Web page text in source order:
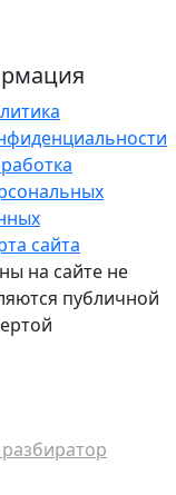
сайта
на сайте не
публичной